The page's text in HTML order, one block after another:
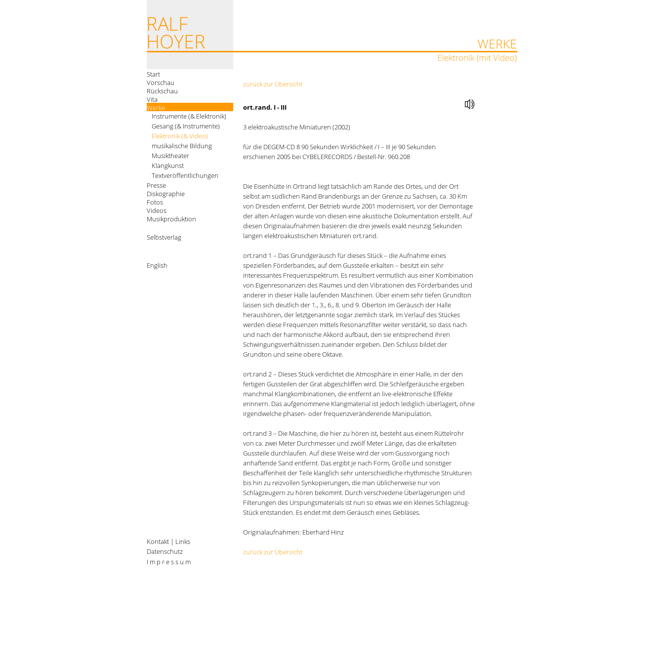
Start
Vorschau
Rückschau
Vita
Werke
Instrumente (& Elektronik)
Gesang (& Instrumente)
Elektronik (& Video)
musikalische Bildung
Musiktheater
Klangkunst
Textveröffentlichungen
Presse
Diskographie
Fotos
Videos
Musikproduktion
Selbstverlag
English
zurück zur Übersicht
ort.rand. I - III
3 elektroakustische Miniaturen (2002)
für die DEGEM-CD 8 90 Sekunden Wirklichkeit / I – III je 90 Sekunden
erschienen 2005 bei CYBELERECORDS / Bestell-Nr. 960.208
Die Eisenhütte in Ortrand liegt tatsächlich am Rande des Ortes, und der Ort
selbst am südlichen Rand Brandenburgs an der Grenze zu Sachsen, ca. 30 Km
von Dresden entfernt. Der Betrieb wurde 2001 modernisiert, vor der Demontage
der alten Anlagen wurde von diesen eine akustische Dokumentation erstellt. Auf
diesen Originalaufnahmen basieren die drei jeweils exakt neunzig Sekunden
langen elektroakustischen Miniaturen ort.rand.
ort.rand 1 – Das Grundgeräusch für dieses Stück – die Aufnahme eines
speziellen Förderbandes, auf dem Gussteile erkalten – besitzt ein sehr
interessantes Frequenzspektrum. Es resultiert vermutlich aus einer Kombination
von Eigenresonanzen des Raumes und den Vibrationen des Förderbandes und
anderer in dieser Halle laufenden Maschinen. Über einem sehr tiefen Grundton
lassen sich deutlich der 1., 3., 6., 8. und 9. Oberton im Geräusch der Halle
heraushören, der letztgenannte sogar ziemlich stark. Im Verlauf des Stückes
werden diese Frequenzen mittels Resonanzfilter weiter verstärkt, so dass nach
und nach der harmonische Akkord aufbaut, den sie entsprechend ihren
Schwingungsverhältnissen zueinander ergeben. Den Schluss bildet der
Grundton und seine obere Oktave.
ort.rand 2 – Dieses Stück verdichtet die Atmosphäre in einer Halle, in der den
fertigen Gussteilen der Grat abgeschliffen wird. Die Schleifgeräusche ergeben
manchmal Klangkombinationen, die entfernt an live-elektronische Effekte
erinnern. Das aufgenommene Klangmaterial ist jedoch lediglich überlagert, ohne
irgendwelche phasen- oder frequenzveränderende Manipulation.
ort.rand 3 – Die Maschine, die hier zu hören ist, besteht aus einem Rüttelrohr
von ca. zwei Meter Durchmesser und zwölf Meter Länge, das die erkalteten
Gussteile durchlaufen. Auf diese Weise wird der vom Gussvorgang noch
anhaftende Sand entfernt. Das ergibt je nach Form, Größe und sonstiger
Beschaffenheit der Teile klanglich sehr unterschiedliche rhythmische Strukturen
bis hin zu reizvollen Synkopierungen, die man üblicherweise nur von
Schlagzeugern zu hören bekommt. Durch verschiedene Überlagerungen und
Filterungen des Urspungsmaterials ist nun so etwas wie ein kleines Schlagzeug-
Stück entstanden. Es endet mit dem Geräusch eines Gebläses.
Originalaufnahmen: Eberhard Hinz
zurück zur Übersicht
Kontakt | Links
Datenschutz
I m p r e s s u m